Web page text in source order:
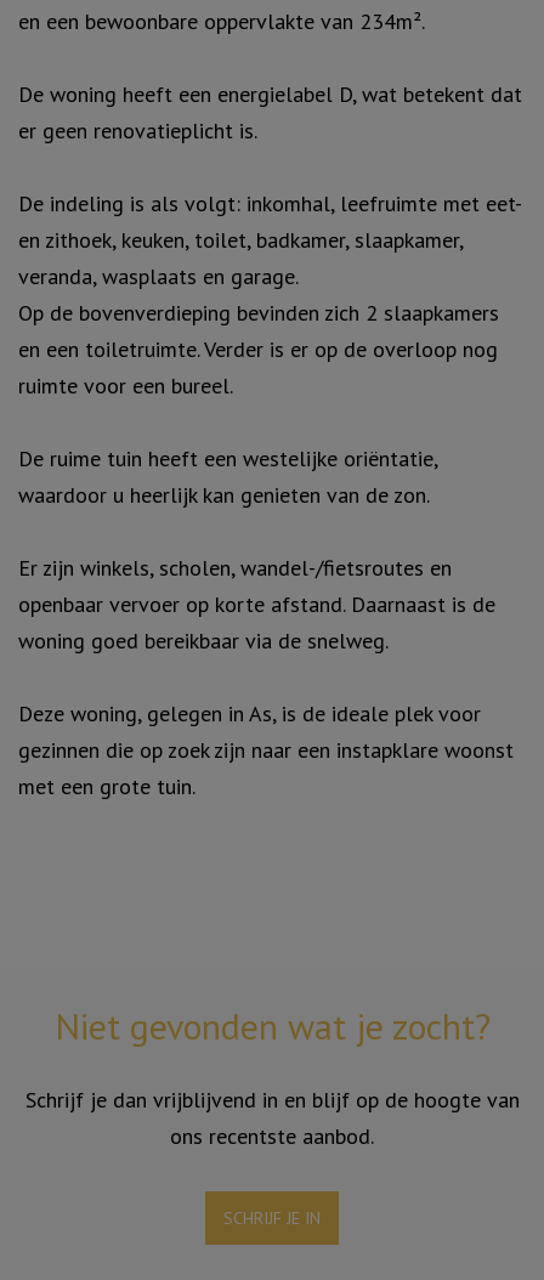
en een bewoonbare oppervlakte van 234m².
De woning heeft een energielabel D, wat betekent dat
er geen renovatieplicht is.
De indeling is als volgt: inkomhal, leefruimte met eet-
en zithoek, keuken, toilet, badkamer, slaapkamer,
veranda, wasplaats en garage.
Op de bovenverdieping bevinden zich 2 slaapkamers
en een toiletruimte. Verder is er op de overloop nog
ruimte voor een bureel.
De ruime tuin heeft een westelijke oriëntatie,
waardoor u heerlijk kan genieten van de zon.
Er zijn winkels, scholen, wandel-/fietsroutes en
openbaar vervoer op korte afstand. Daarnaast is de
woning goed bereikbaar via de snelweg.
Deze woning, gelegen in As, is de ideale plek voor
gezinnen die op zoek zijn naar een instapklare woonst
met een grote tuin.
Niet gevonden wat je zocht?
Schrijf je dan vrijblijvend in en blijf op de hoogte van
ons recentste aanbod.
SCHRIJF JE IN